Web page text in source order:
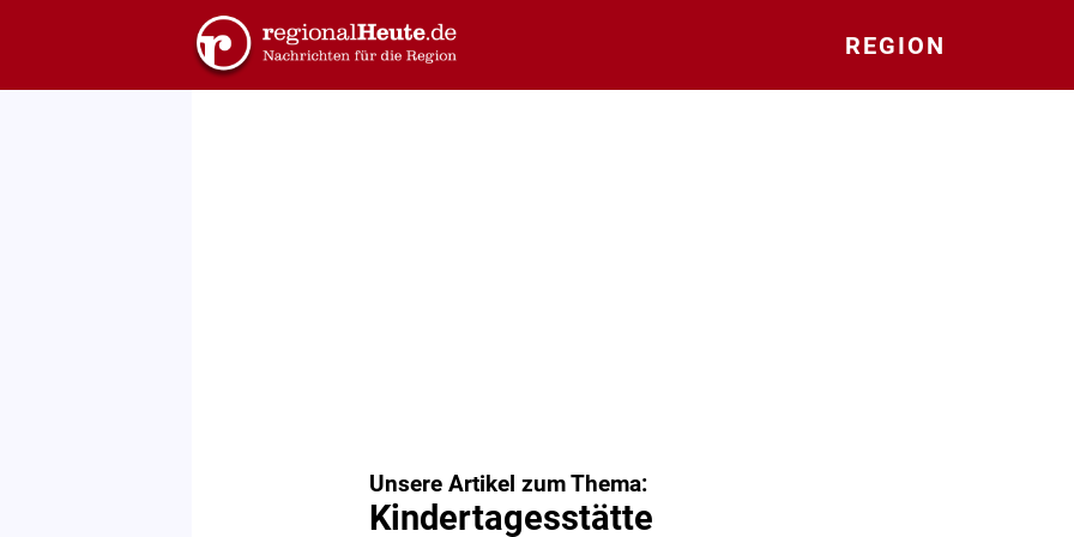
REGION
Unsere Artikel zum Thema:
Kindertagesstätte